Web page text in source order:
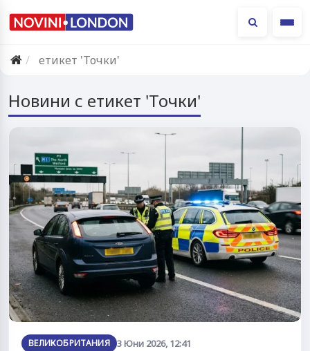
етикет 'Точки'
Новини с етикет 'Точки'
ВЕЛИКОБРИТАНИЯ 3 Юни 2026, 12:41